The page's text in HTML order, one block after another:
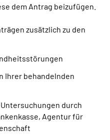
dem Antrag beizufügen.
zusätzlich zu den
Ihrer behandelnden
durch
Agentur für